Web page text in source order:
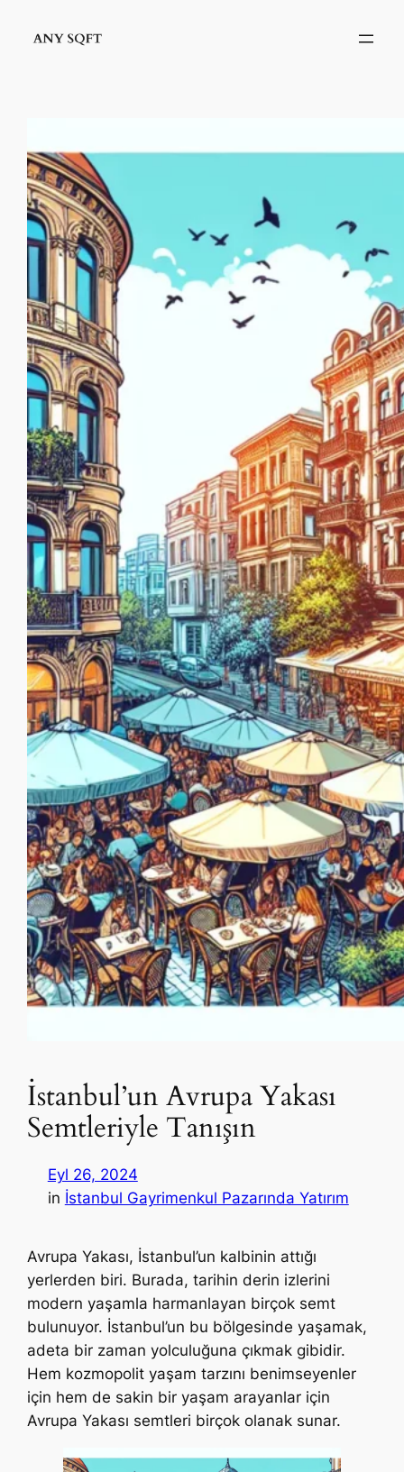
İstanbul’un Avrupa Yakası
Semtleriyle Tanışın
Eyl 26, 2024
in İstanbul Gayrimenkul Pazarında Yatırım
Avrupa Yakası, İstanbul’un kalbinin attığı
yerlerden biri. Burada, tarihin derin izlerini
modern yaşamla harmanlayan birçok semt
bulunuyor. İstanbul’un bu bölgesinde yaşamak,
adeta bir zaman yolculuğuna çıkmak gibidir.
Hem kozmopolit yaşam tarzını benimseyenler
için hem de sakin bir yaşam arayanlar için
Avrupa Yakası semtleri birçok olanak sunar.